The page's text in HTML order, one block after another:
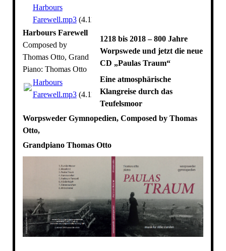
Harbours
Farewell.mp3(4.11MB)
Harbours Farewell
Composed by
Thomas Otto, Grand
Piano: Thomas Otto
Harbours
Farewell.mp3(4.11MB)
1218 bis 2018 – 800 Jahre
Worpswede und jetzt die neue
CD „Paulas Traum“
Eine atmosphärische
Klangreise durch das
Teufelsmoor
Worpsweder Gymnopedien, Composed by Thomas
Otto,
Grandpiano Thomas Otto